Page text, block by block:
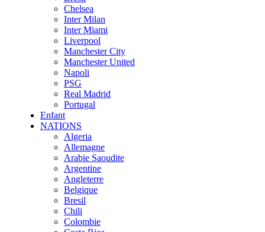
Chelsea
Inter Milan
Inter Miami
Liverpool
Manchester City
Manchester United
Napoli
PSG
Real Madrid
Portugal
Enfant
NATIONS
Algeria
Allemagne
Arabie Saoudite
Argentine
Angleterre
Belgique
Bresil
Chili
Colombie